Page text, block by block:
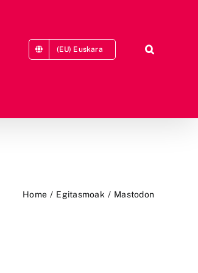
(EU) Euskara
Home Egitasmoak Mastodon